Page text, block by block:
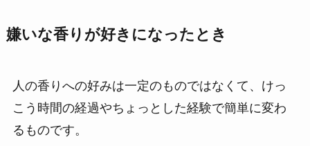
嫌いな香りが好きになったとき
人の香りへの好みは一定のものではなくて、けっ
こう時間の経過やちょっとした経験で簡単に変わ
るものです。